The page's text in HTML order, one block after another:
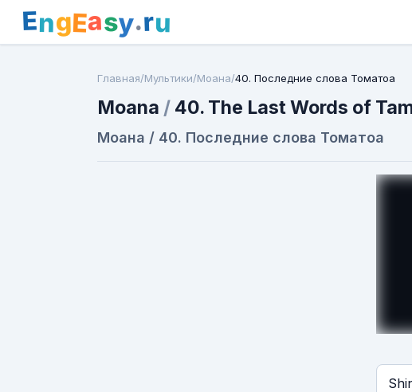
EngEasy.ru
Главная/Мультики/Моана/40. Последние слова Томатоа
Moana / 40. The Last Words of
Моана / 40. Последние слова Томатоа